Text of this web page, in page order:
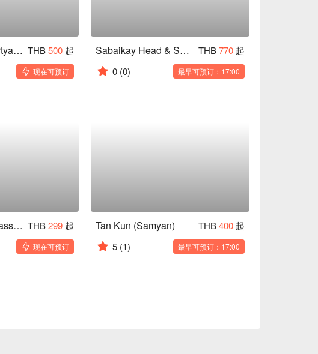
MoMo Café (Courtyard by Marriott Bangkok) THB500 起
现在可预订
Sabaikay Head & Skin Sleep Salon (Phenix Hub Pratunam) THB770 起
0 (0) 最早可预订：17:00
Pechbura Thai Massage (Pathum Wan) THB299 起
现在可预订
Tan Kun (Samyan) THB400 起
5 (1) 最早可预订：17:00